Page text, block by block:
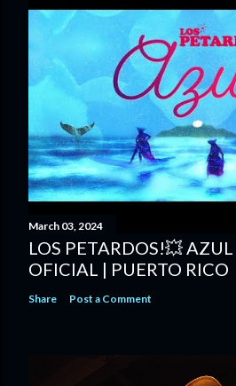
March 03, 2024
LOS PETARDOS!💥
OFICIAL | PUERTO RICO
Share Post a Comment